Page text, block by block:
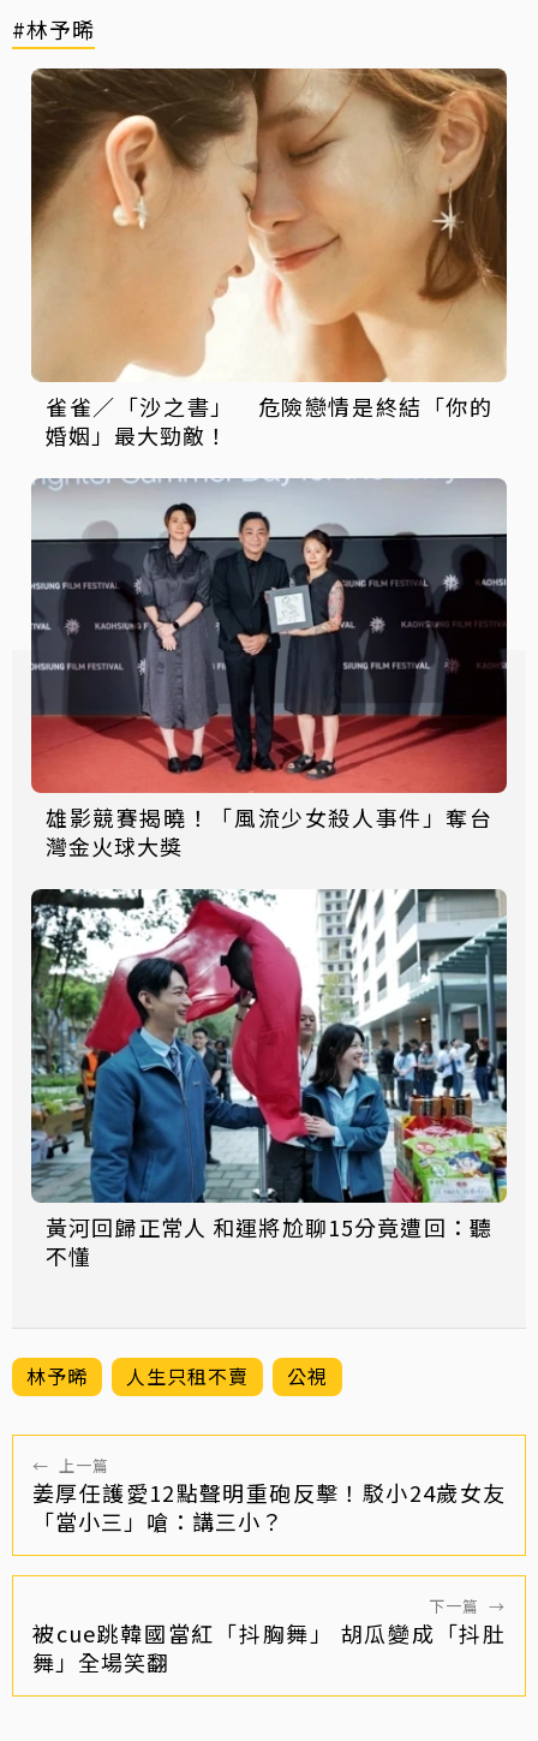
#林予晞
雀雀／「沙之書」 危險戀情是終結「你的
婚姻」最大勁敵！
雄影競賽揭曉！「風流少女殺人事件」奪台
灣金火球大獎
黃河回歸正常人 和運將尬聊15分竟遭回：聽
不懂
林予晞 人生只租不賣 公視
← 上一篇
姜厚任護愛12點聲明重砲反擊！駁小24歲女友
「當小三」嗆：講三小？
下一篇 →
被cue跳韓國當紅「抖胸舞」 胡瓜變成「抖肚
舞」全場笑翻